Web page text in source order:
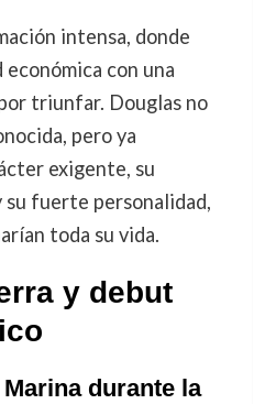
intensa, donde
con una
triunfar. Douglas no
pero ya
exigente, su
fuerte personalidad,
toda su vida.
y debut
durante la